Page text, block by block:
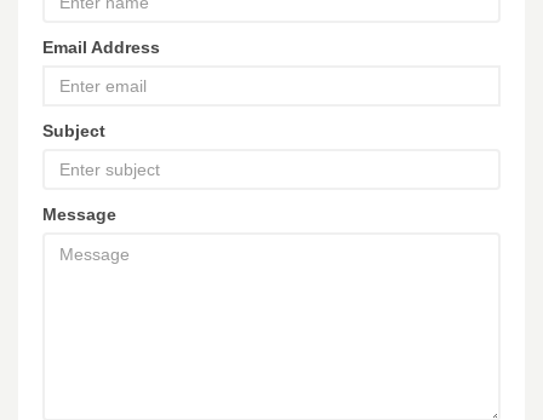
Email Address
Subject
Message